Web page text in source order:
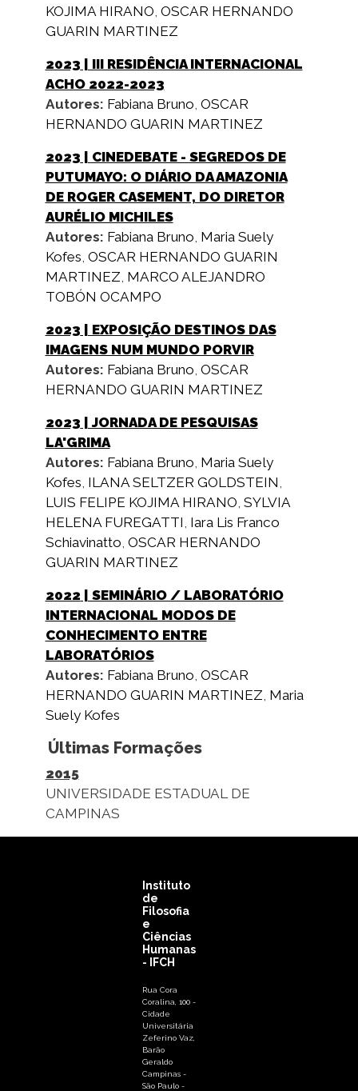
KOJIMA HIRANO OSCAR HERNANDO
GUARIN MARTINEZ
2023 | III RESIDÊNCIA INTERNACIONAL
ACHO 2022-2023
Autores: Fabiana Bruno OSCAR
HERNANDO GUARIN MARTINEZ
2023 | CINEDEBATE - SEGREDOS DE
PUTUMAYO: O DIÁRIO DA AMAZONIA
DE ROGER CASEMENT, DO DIRETOR
AURÉLIO MICHILES
Autores: Fabiana Bruno Maria Suely
Kofes OSCAR HERNANDO GUARIN
MARTINEZ MARCO ALEJANDRO
TOBÓN OCAMPO
2023 | EXPOSIÇÃO DESTINOS DAS
IMAGENS NUM MUNDO PORVIR
Autores: Fabiana Bruno OSCAR
HERNANDO GUARIN MARTINEZ
2023 | JORNADA DE PESQUISAS
LA'GRIMA
Autores: Fabiana Bruno Maria Suely
Kofes ILANA SELTZER GOLDSTEIN
LUIS FELIPE KOJIMA HIRANO SYLVIA
HELENA FUREGATTI Iara Lis Franco
Schiavinatto OSCAR HERNANDO
GUARIN MARTINEZ
2022 | SEMINÁRIO / LABORATÓRIO
INTERNACIONAL MODOS DE
CONHECIMENTO ENTRE
LABORATÓRIOS
Autores: Fabiana Bruno OSCAR
HERNANDO GUARIN MARTINEZ Maria
Suely Kofes
Últimas Formações
2015
UNIVERSIDADE ESTADUAL DE
CAMPINAS
Instituto
de
Filosofia
e
Ciências
Humanas
- IFCH
Rua Cora
Coralina, 100 -
Cidade
Universitária
Zeferino Vaz,
Barão
Geraldo
Campinas -
São Paulo -